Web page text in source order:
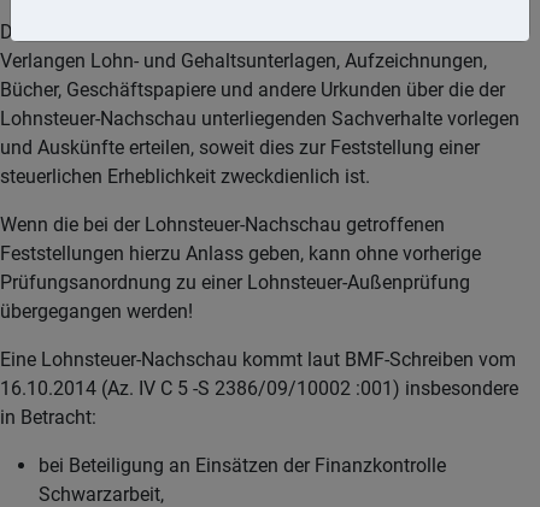
Die von der Lohnsteuer-Nachschau Betroffenen müssen auf
Verlangen Lohn- und Gehaltsunterlagen, Aufzeichnungen,
Bücher, Geschäftspapiere und andere Urkunden über die der
Lohnsteuer-Nachschau unterliegenden Sachverhalte vorlegen
und Auskünfte erteilen, soweit dies zur Feststellung einer
steuerlichen Erheblichkeit zweckdienlich ist.
Wenn die bei der Lohnsteuer-Nachschau getroffenen
Feststellungen hierzu Anlass geben, kann ohne vorherige
Prüfungsanordnung zu einer Lohnsteuer-Außenprüfung
übergegangen werden!
Eine Lohnsteuer-Nachschau kommt laut BMF-Schreiben vom
16.10.2014 (Az. IV C 5 -S 2386/09/10002 :001) insbesondere
in Betracht:
bei Beteiligung an Einsätzen der Finanzkontrolle
Schwarzarbeit,